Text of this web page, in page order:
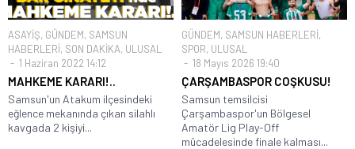
ASAYİŞ, GÜNDEM, SAMSUN
HABERLERİ, SON DAKİKA, ULUSAL
1 Haziran 2022 14:12
MAHKEME KARARI!..
Samsun'un Atakum ilçesindeki
eğlence mekanında çıkan silahlı
kavgada 2 kişiyi...
GÜNDEM, SAMSUN HABERLERİ,
SPOR, ULUSAL
18 Mayıs 2026 19:40
ÇARŞAMBASPOR COŞKUSU!
Samsun temsilcisi
Çarşambaspor'un Bölgesel
Amatör Lig Play-Off
mücadelesinde finale kalması...